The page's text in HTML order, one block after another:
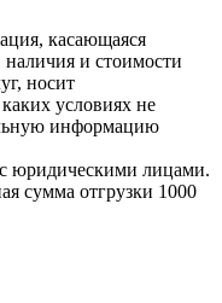
касающаяся
наличия и стоимости
носит
условиях не
информацию
юридическими лицами.
сумма отгрузки 1000